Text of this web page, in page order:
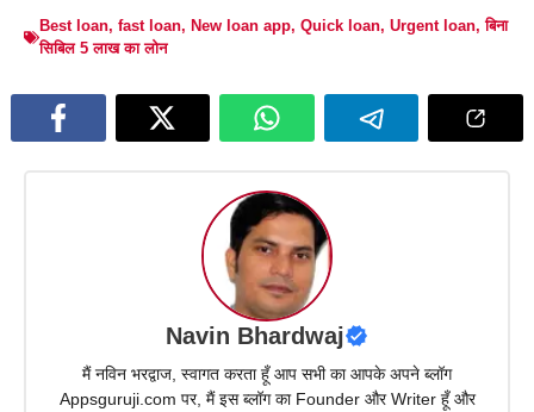
Best loan, fast loan, New loan app, Quick loan, Urgent loan,बिना
सिबिल 5 लाख का लोन
Navin Bhardwaj
मैं नविन भरद्वाज, स्वागत करता हूँ आप सभी का आपके अपने ब्लॉग
Appsguruji.com पर, मैं इस ब्लॉग का Founder और Writer हूँ और